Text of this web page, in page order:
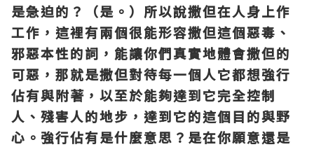
是急迫的？（是。）所以說撒但在人身上作
工作，這裡有兩個很能形容撒但這個惡毒、
邪惡本性的詞，能讓你們真實地體會撒但的
可惡，那就是撒但對待每一個人它都想強行
佔有與附著，以至於能夠達到它完全控制
人、殘害人的地步，達到它的這個目的與野
心。強行佔有是什麼意思？是在你願意還是